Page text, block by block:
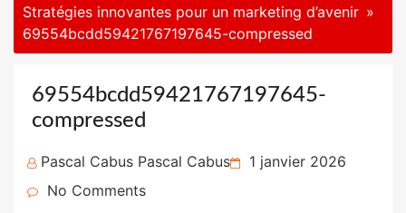
Stratégies innovantes pour un marketing d’avenir
69554bcdd59421767197645-compressed
69554bcdd59421767197645-
compressed
Pascal Cabus Pascal Cabus Posted
1 janvier 2026
No Comments